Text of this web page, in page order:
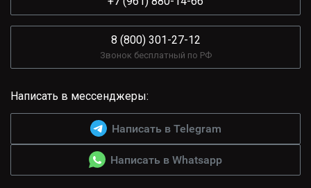
8 (800) 301-27-12
Звонок бесплатный по РФ
Написать в мессенджеры:
Написать в Telegram
Написать в Whatsapp